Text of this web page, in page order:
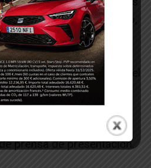
vida de nuestro proyecto,
un 2023 apoteósico, con
el X Aniversario, y
que continuar al pie del
que tienen en
los mecenas, las
públicas”, según ha
prensa de presentación.